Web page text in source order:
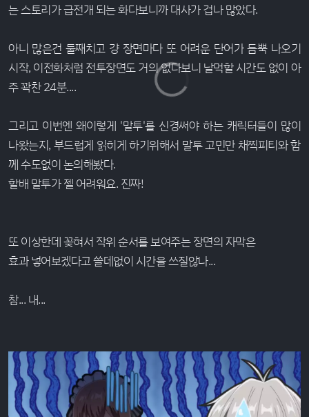
는 스토리가 급전개 되는 화다보니까 대사가 겁나 많았다.
아니 많은건 둘째치고 걍 장면마다 또 어려운 단어가 듬뿍 나오기
시작, 이전화처럼 전투장면도 거의 없다보니 날먹할 시간도 없이 아
주 꽉찬 24분....
그리고 이번엔 왜이렇게 '말투'를 신경써야 하는 캐릭터들이 많이
나왔는지, 부드럽게 읽히게 하기위해서 말투 고민만 채찍피티와 함
께 수도없이 논의해봤다.
할배 말투가 젤 어려워요. 진짜!
또 이상한데 꽂혀서 작위 순서를 보여주는 장면의 자막은
효과 넣어보겠다고 쓸데없이 시간을 쓰질않나...
참... 내...